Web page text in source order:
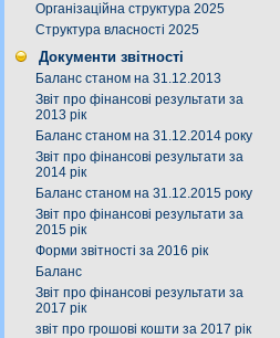
Організаційна структура 2025
Структура власності 2025
Документи звітності
Баланс станом на 31.12.2013
Звіт про фінансові результати за
2013 рік
Баланс станом на 31.12.2014 року
Звіт про фінансові результати за
2014 рік
Баланс станом на 31.12.2015 року
Звіт про фінансові результати за
2015 рік
Форми звітності за 2016 рік
Баланс
Звіт про фінансові результати за
2017 рік
звіт про грошові кошти за 2017 рік